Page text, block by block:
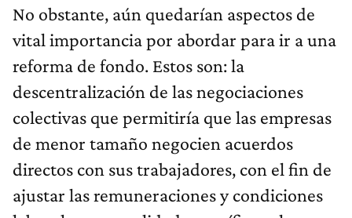
No obstante, aún quedarían aspectos de
vital importancia por abordar para ir a una
reforma de fondo. Estos son: la
descentralización de las negociaciones
colectivas que permitiría que las empresas
de menor tamaño negocien acuerdos
directos con sus trabajadores, con el fin de
ajustar las remuneraciones y condiciones